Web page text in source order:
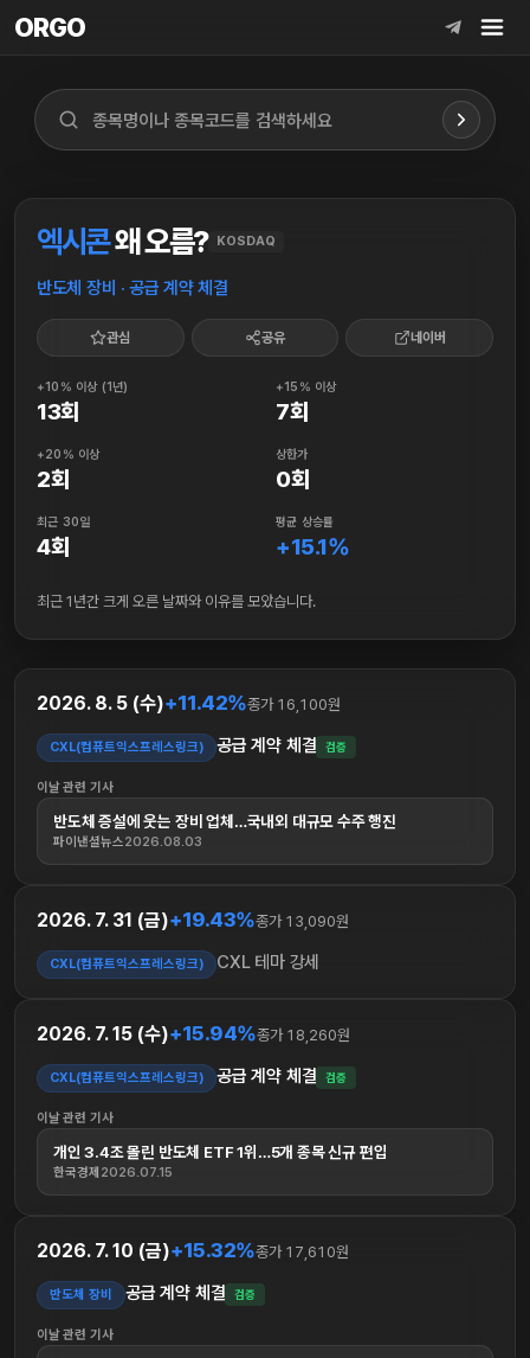
ORGO
ORGO
엑시콘왜 오름? KOSDAQ
반도체 장비 · 공급 계약 체결
관심 공유 네이버
+10% 이상 (1년)
13회
+15% 이상
7회
+20% 이상
2회
상한가
0회
최근 30일
4회
평균 상승률
+15.1%
최근 1년간 크게 오른 날짜와 이유를 모았습니다.
2026. 8. 5 (수)+11.42%종가 16,100원
CXL(컴퓨트익스프레스링크) 공급 계약 체결 검증
이날 관련 기사
반도체 증설에 웃는 장비 업체…국내외 대규모 수주 행진
파이낸셜뉴스2026.08.03
2026. 7. 31 (금)+19.43%종가 13,090원
CXL(컴퓨트익스프레스링크) CXL 테마 강세
2026. 7. 15 (수)+15.94%종가 18,260원
CXL(컴퓨트익스프레스링크) 공급 계약 체결 검증
이날 관련 기사
개인 3.4조 몰린 반도체 ETF 1위…5개 종목 신규 편입
한국경제 2026.07.15
2026. 7. 10 (금)+15.32%종가 17,610원
반도체 장비 공급 계약 체결 검증
이날 관련 기사